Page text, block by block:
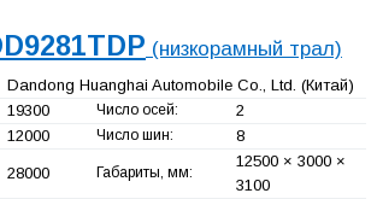
(низкорамный трал)
Dandong Huanghai Automobile Co., Ltd. (Китай)
19300 Число осей: 2
12000 Число шин: 8
28000 Габариты, мм:
12500 × 3000 ×
3100